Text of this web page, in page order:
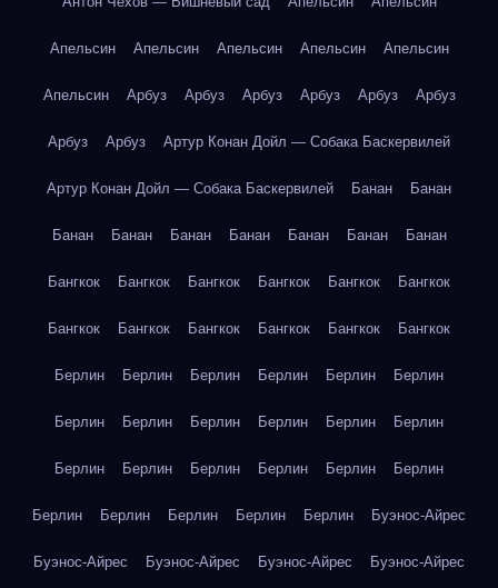
Апельсин Апельсин Апельсин Апельсин Апельсин
Апельсин Арбуз Арбуз Арбуз Арбуз Арбуз Арбуз
Арбуз Арбуз Артур Конан Дойл — Собака Баскервилей
Артур Конан Дойл — Собака Баскервилей Банан Банан
Банан Банан Банан Банан Банан Банан Банан
Бангкок Бангкок Бангкок Бангкок Бангкок Бангкок
Бангкок Бангкок Бангкок Бангкок Бангкок Бангкок
Берлин Берлин Берлин Берлин Берлин Берлин
Берлин Берлин Берлин Берлин Берлин Берлин
Берлин Берлин Берлин Берлин Берлин Берлин
Берлин Берлин Берлин Берлин Берлин Буэнос-Айрес
Буэнос-Айрес Буэнос-Айрес Буэнос-Айрес Буэнос-Айрес